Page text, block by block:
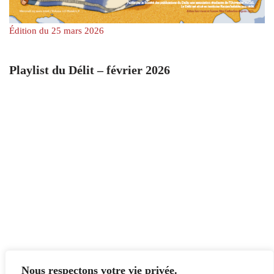
Nous respectons votre vie privée.
Édition du 25 mars 2026
Playlist du Délit – février 2026